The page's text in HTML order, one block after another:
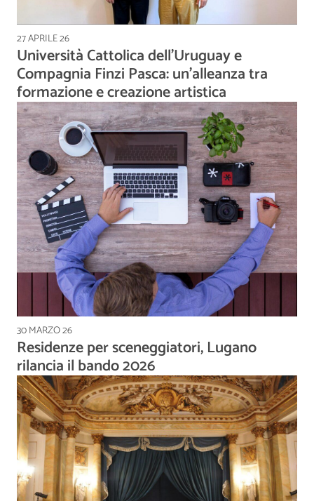
27 APRILE 26
Università Cattolica dell’Uruguay e
Compagnia Finzi Pasca: un’alleanza tra
formazione e creazione artistica
30 MARZO 26
Residenze per sceneggiatori, Lugano
rilancia il bando 2026